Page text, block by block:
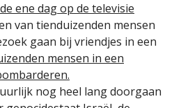
ene dag op de televisie
van tienduizenden mensen
gaan bij vriendjes in een
mensen in een
nog heel lang doorgaan